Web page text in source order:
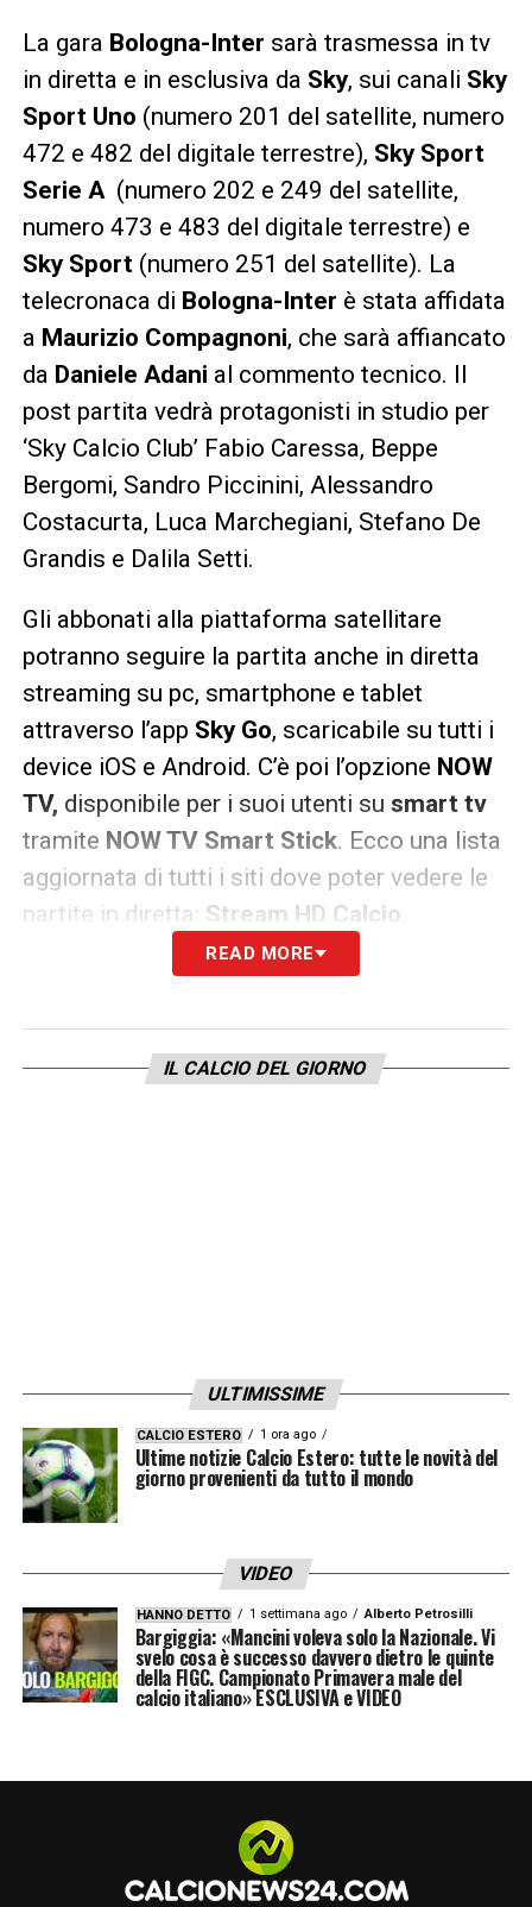
La gara Bologna-Inter sarà trasmessa in tv
in diretta e in esclusiva da Sky, sui canali Sky
Sport Uno (numero 201 del satellite, numero
472 e 482 del digitale terrestre), Sky Sport
Serie A(numero 202 e 249 del satellite,
numero 473 e 483 del digitale terrestre) e
Sky Sport(numero 251 del satellite). La
telecronaca di Bologna-Inter è stata affidata
a Maurizio Compagnoni, che sarà affiancato
da Daniele Adani al commento tecnico. Il
post partita vedrà protagonisti in studio per
‘Sky Calcio Club’ Fabio Caressa, Beppe
Bergomi, Sandro Piccinini, Alessandro
Costacurta, Luca Marchegiani, Stefano De
Grandis e Dalila Setti.
Gli abbonati alla piattaforma satellitare
potranno seguire la partita anche in diretta
streaming su pc, smartphone e tablet
attraverso l’app Sky Go, scaricabile su tutti i
device iOS e Android. C’è poi l’opzione NOW
TV, disponibile per i suoi utenti su smart tv
tramite NOW TV Smart Stick. Ecco una lista
aggiornata di tutti i siti dove poter vedere le
partite in diretta: Stream HD Calcio
Competizione: Serie A 2020/2021
Dove vederla in streaming:Sky Go, Now Tv
Stadio:Stadio Renato Dall’Ara
Arbitro:Piero Giacomelli di Trieste
LA PLAYLIST DELLE NOSTRE TOP NEWS
READ MORE
IL CALCIO DEL GIORNO
ULTIMISSIME
CALCIO ESTERO 1 ora ago
Ultime notizie Calcio Estero: tutte le novità del
giorno provenienti da tutto il mondo
VIDEO
HANNO DETTO 1 settimana ago Alberto Petrosilli
Bargiggia: «Mancini voleva solo la Nazionale. Vi
svelo cosa è successo davvero dietro le quinte
della FIGC. Campionato Primavera male del
calcio italiano» ESCLUSIVA e VIDEO